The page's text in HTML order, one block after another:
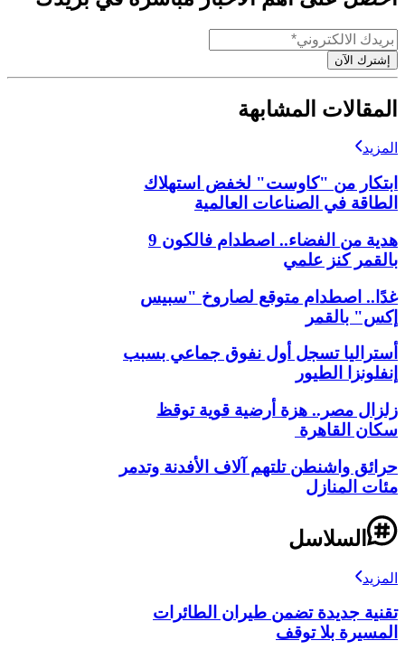
إشترك الآن
المقالات المشابهة
المزيد
ابتكار من "كاوست" لخفض استهلاك
الطاقة في الصناعات العالمية
هدية من الفضاء.. اصطدام فالكون 9
بالقمر كنز علمي
غدًا.. اصطدام متوقع لصاروخ "سبيس
إكس" بالقمر
أستراليا تسجل أول نفوق جماعي بسبب
إنفلونزا الطيور
زلزال مصر.. هزة أرضية قوية توقظ
سكان القاهرة
حرائق واشنطن تلتهم آلاف الأفدنة وتدمر
مئات المنازل
السلاسل
المزيد
تقنية جديدة تضمن طيران الطائرات
المسيرة بلا توقف